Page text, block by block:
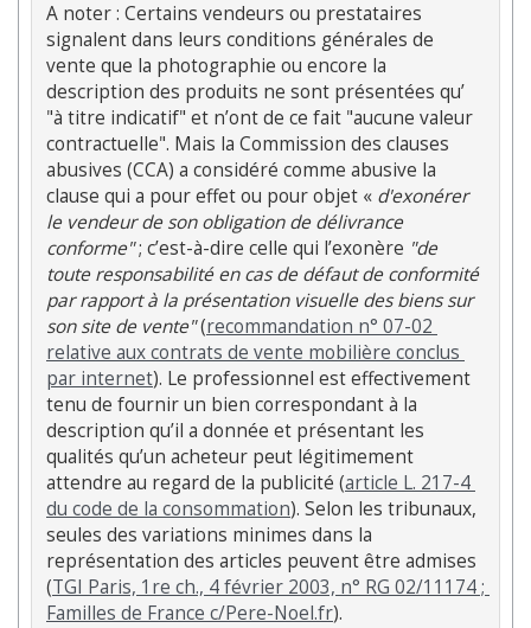
A noter : Certains vendeurs ou prestataires
signalent dans leurs conditions générales de
vente que la photographie ou encore la
description des produits ne sont présentées qu’
"à titre indicatif" et n’ont de ce fait "aucune valeur
contractuelle". Mais la Commission des clauses
abusives (CCA) a considéré comme abusive la
clause qui a pour effet ou pour objet « d'exonérer
le vendeur de son obligation de délivrance
conforme" ; c’est-à-dire celle qui l’exonère "de
toute responsabilité en cas de défaut de conformité
par rapport à la présentation visuelle des biens sur
son site de vente" (recommandation n° 07-02
relative aux contrats de vente mobilière conclus
par internet). Le professionnel est effectivement
tenu de fournir un bien correspondant à la
description qu’il a donnée et présentant les
qualités qu’un acheteur peut légitimement
attendre au regard de la publicité (article L. 217-4
du code de la consommation). Selon les tribunaux,
seules des variations minimes dans la
représentation des articles peuvent être admises
(TGI Paris, 1re ch., 4 février 2003, n° RG 02/11174 ;
Familles de France c/Pere-Noel.fr).